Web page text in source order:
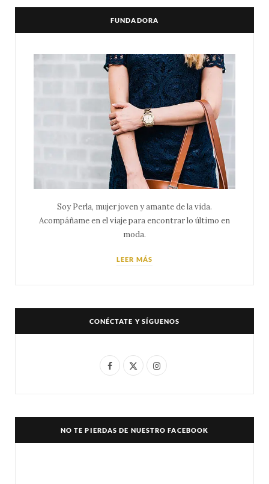
FUNDADORA
Soy Perla, mujer joven y amante de la vida.
Acompáñame en el viaje para encontrar lo último en
moda.
LEER MÁS
CONÉCTATE Y SÍGUENOS
F
e
X
w
I
t
NO TE PIERDAS DE NUESTRO FACEBOOK